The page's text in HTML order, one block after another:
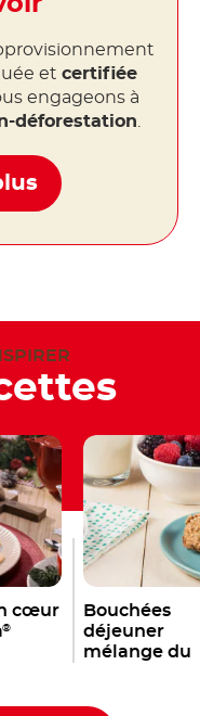
et certifiée
engageons à
déforestation
cœur
®
Bouchées
déjeuner
mélange du